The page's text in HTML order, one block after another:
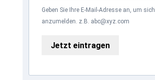
Geben Sie Ihre E-Mail-Adresse an, um sich
anzumelden. z.B. abc@xyz.com
Jetzt eintragen